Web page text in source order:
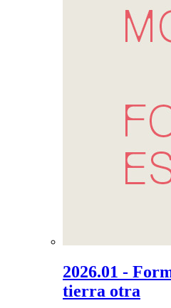
2026.01 -
tierra otra